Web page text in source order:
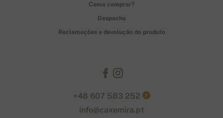
Como comprar?
Despacho
Reclamações e devolução do produto
+48 607 583 252 ?
info@caxemira.pt